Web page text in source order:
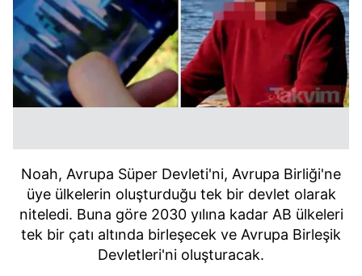
Noah, Avrupa Süper Devleti'ni, Avrupa Birliği'ne
üye ülkelerin oluşturduğu tek bir devlet olarak
niteledi. Buna göre 2030 yılına kadar AB ülkeleri
tek bir çatı altında birleşecek ve Avrupa Birleşik
Devletleri'ni oluşturacak.